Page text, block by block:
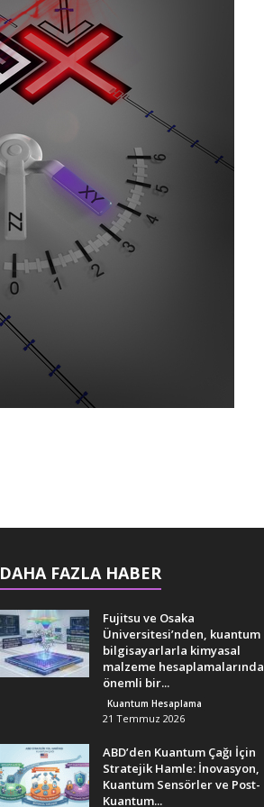
DAHA FAZLA HABER
Fujitsu ve Osaka
Üniversitesi’nden, kuantum
bilgisayarlarla kimyasal
malzeme hesaplamalarında
önemli bir...
Kuantum Hesaplama
21 Temmuz 2026
ABD’den Kuantum Çağı İçin
Stratejik Hamle: İnovasyon,
Kuantum Sensörler ve Post-
Kuantum...